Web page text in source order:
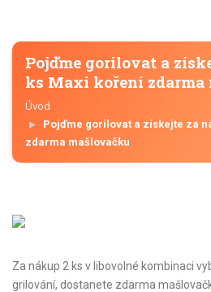
Pojďme gorilovat a
ks Maxi koření zdarma
Úvod
Pojďme gorilovat a získejte za
zdarma mašlovačku
Za nákup 2 ks v libovolné kombinaci
grilování, dostanete zdarma